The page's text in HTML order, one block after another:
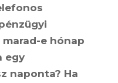
e hónap
egy
naponta? Ha